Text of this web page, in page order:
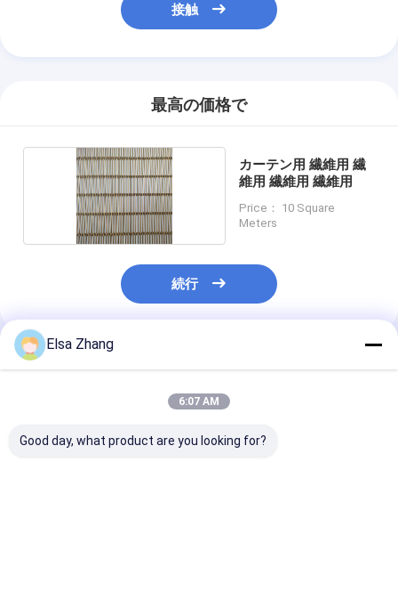
接触
最高の価格で
カーテン用 繊維用 繊
維用 繊維用 繊維用
Price： 10 Square
Meters
続行
推薦されたプロダクト
Elsa Zhang
6:07 AM
Good day, what product are you looking for?